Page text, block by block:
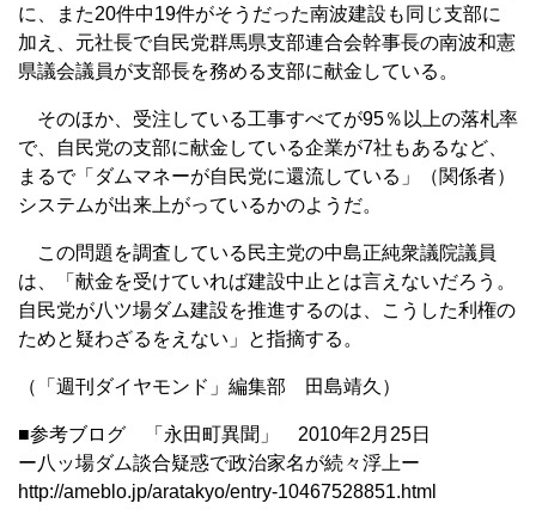
に、また20件中19件がそうだった南波建設も同じ支部に
加え、元社長で自民党群馬県支部連合会幹事長の南波和憲
県議会議員が支部長を務める支部に献金している。
そのほか、受注している工事すべてが95％以上の落札率
で、自民党の支部に献金している企業が7社もあるなど、
まるで「ダムマネーが自民党に還流している」（関係者）
システムが出来上がっているかのようだ。
この問題を調査している民主党の中島正純衆議院議員
は、「献金を受けていれば建設中止とは言えないだろう。
自民党が八ツ場ダム建設を推進するのは、こうした利権の
ためと疑わざるをえない」と指摘する。
（「週刊ダイヤモンド」編集部 田島靖久）
■参考ブログ 「永田町異聞」 2010年2月25日
ー八ッ場ダム談合疑惑で政治家名が続々浮上ー
http://ameblo.jp/aratakyo/entry-10467528851.html